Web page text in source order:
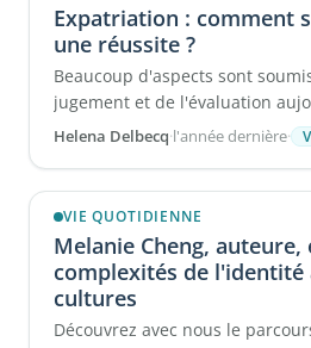
Expatriation : comment
une réussite ?
Beaucoup d'aspects sont
jugement et de l'évaluation
annuels, indicateurs ...
Helena Delbecq·l'année dernière·
VIE QUOTIDIENNE
Melanie Cheng, auteure,
complexités de
cultures
Découvrez avec nous le